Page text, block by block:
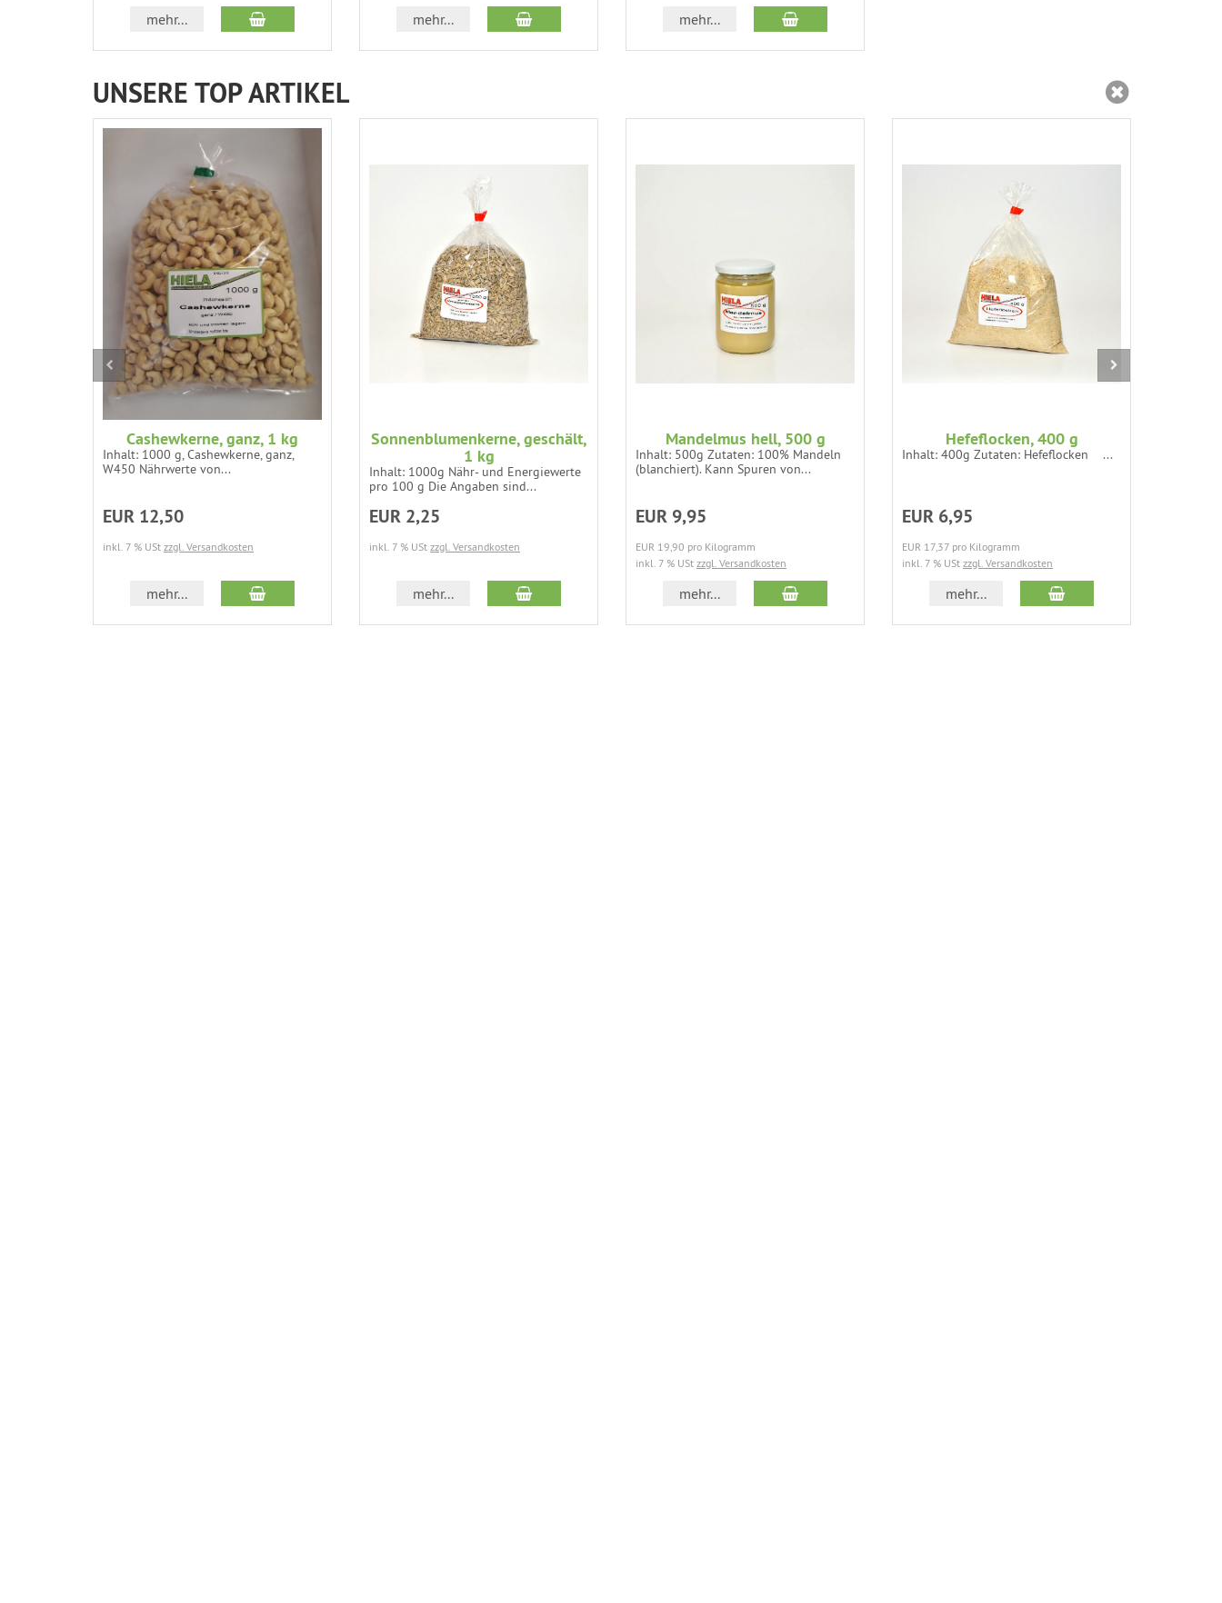
mehr... In den Warenkorb mehr... In den Warenkorb mehr... In den Warenkorb
UNSERE TOP ARTIKEL
Cashewkerne, ganz, 1 kg
Inhalt: 1000 g, Cashewkerne, ganz,
W450 Nährwerte von...
EUR 12,50
inkl. 7 % USt zzgl. Versandkosten
mehr... In den Warenkorb
Sonnenblumenkerne, geschält,
1 kg
Inhalt: 1000g Nähr- und Energiewerte
pro 100 g Die Angaben sind...
EUR 2,25
inkl. 7 % USt zzgl. Versandkosten
mehr... In den Warenkorb
Mandelmus hell, 500 g
Inhalt: 500g Zutaten: 100% Mandeln
(blanchiert). Kann Spuren von...
EUR 9,95
EUR 19,90 pro Kilogramm
inkl. 7 % USt zzgl. Versandkosten
mehr... In den Warenkorb
Hefeflocken, 400 g
Inhalt: 400g Zutaten: Hefeflocken ...
EUR 6,95
EUR 17,37 pro Kilogramm
inkl. 7 % USt zzgl. Versandkosten
mehr... In den Warenkorb